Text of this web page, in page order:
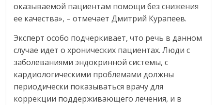
оказываемой пациентам помощи без снижения
ее качества», – отмечает Дмитрий Курапеев.
Эксперт особо подчеркивает, что речь в данном
случае идет о хронических пациентах. Люди с
заболеваниями эндокринной системы, с
кардиологическими проблемами должны
периодически показываться врачу для
коррекции поддерживающего лечения, и в